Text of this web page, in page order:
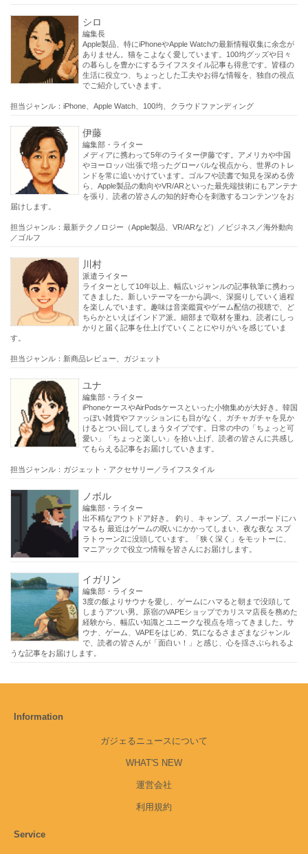
シロ
編集長
Apple製品、特にiPhoneやApple Watchの最新情報収集に余念が
ありません。猫をこよなく愛しています。100均グッズや日々
の暮らしを豊かにするライフスタイル記事も得意です。皆様の
生活に役立つ、ちょっとした工夫やお得な情報を、独自の視点
でご紹介していきます。
担当ジャンル：iPhone、Apple Watch、100均、クラウドファンディング
伊藤
編集部・ライター
メディアに携わって5年のライター伊藤です。アメリカや中国
やヨーロッパ出張で培ったグローバルな視点から、世界のトレ
ンドを常に追いかけています。ゴルフや読書で知見を深める傍
ら、Apple製品の動向やVR/ARといった最先端技術にもアンテナ
を張り、読者の皆さんの知的好奇心を刺激するコンテンツをお
届けします。
担当ジャンル：最新テクノロジー（Apple製品、VR/ARなど）／ビジネス／海外動向
／ゴルフ
川村
派遣ライター
ライターとして10年以上、幅広いジャンルの記事執筆に携わっ
てきました。新しいテーマを一から調べ、深掘りしていく過程
を楽しんでいます。趣味は音楽鑑賞やゲーム配信の視聴で、ど
ちらかといえばインドア派。細部まで取材を重ね、読者にしっ
かりと届く記事を仕上げていくことにやりがいを感じていま
す。
担当ジャンル：新商品レビュー、ガジェット
ユナ
編集部・ライター
iPhoneケースやAirPodsケースといった小物集めが大好き。韓国
っぽい雑貨やファッションにも目がなく、ガチャガチャを見か
けるとつい回してしまうタイプです。日常の中の「ちょっと可
愛い」「ちょっと楽しい」を拾い上げ、読者の皆さんに共感し
てもらえる記事をお届けしていきます。
担当ジャンル：ガジェット・アクセサリー／ライフスタイル
ノボル
編集部・ライター
出不精なアウトドア好き。 釣り、キャンプ、スノーボードにハ
マるも 最近はゲームの呪いにかかってしまい、夜な夜な スプ
ラトゥーン2に没頭しています。「狭く深く」をモットーに、
マニアックで役立つ情報を皆さんにお届けします。
イガリン
編集部・ライター
3度の飯よりサウナを愛し、ゲームにハマると朝まで没頭して
しまうアツい男。原宿のVAPEショップでカリスマ店長を務めた
経験から、幅広い知識とユニークな視点を培ってきました。サ
ウナ、ゲーム、VAPEをはじめ、気になるさまざまなジャンル
で、読者の皆さんが「面白い！」と感じ、心を揺さぶられるよ
うな記事をお届けします。
Information
ガジェるニュースについて
WHAT'S NEW
運営会社
利用規約
Service